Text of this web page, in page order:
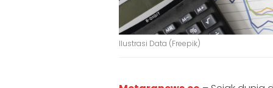
Ilustrasi Data (Freepik)